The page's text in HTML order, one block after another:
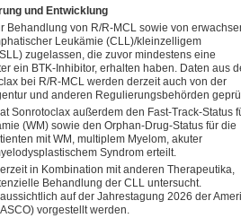
und Entwicklung
Behandlung von R/R-MCL sowie von
Leukämie (CLL)/kleinzelligem
zugelassen, die zuvor mindestens eine
ein BTK-Inhibitor, erhalten haben. Daten aus
bei R/R-MCL werden derzeit auch von der
und anderen Regulierungsbehörden
Sonrotoclax außerdem den Fast-Track-Status
(WM) sowie den Orphan-Drug-Status für die
mit WM, multiplem Myelom, akuter
Syndrom erteilt.
in Kombination mit anderen Therapeutika,
Behandlung der CLL untersucht.
auf der Jahrestagung 2026 der
vorgestellt werden.